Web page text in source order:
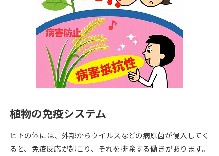
大学・短大以外の資料から請求
専門学校の資料請求 大学院の資料請求
留学・進学関連、塾・予備校
大学入学共通テスト「受験案
内」の請求
大学入学共通テスト「受験上の
配慮案内」の請求
高等学校卒業程度認定試験
幼稚園教員資格認定試験
高等学校（情報）教員資格認定
試験
植物の免疫システム
ヒトの体には、外部からウイルスなどの病原菌が侵入してく
ると、免疫反応が起こり、それを排除する働きがあります。